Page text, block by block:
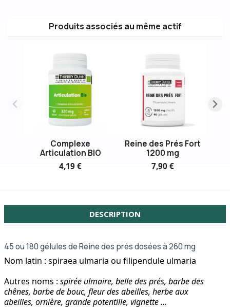
Produits associés au même actif
Complexe
Articulation BIO
4,19 €
Reine des Prés Fort
1200 mg
7,90 €
DESCRIPTION
45 ou180 gélules de Reine des prés dosées à 260 mg
Nom latin : spiraea ulmaria ou filipendule ulmaria
Autres noms : spirée ulmaire, belle des prés, barbe des
chênes, barbe de bouc, fleur des abeilles, herbe aux
abeilles, ornière, grande potentille, vignette ...